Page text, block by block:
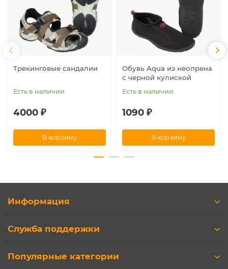
Трекинговые сандалии
Есть в наличии
4000 ₽
В корзину
Обувь Aqua из неопрена
с черной кулиской
Есть в наличии
1090 ₽
В корзину
Информация
Служба поддержки
Популярные категории